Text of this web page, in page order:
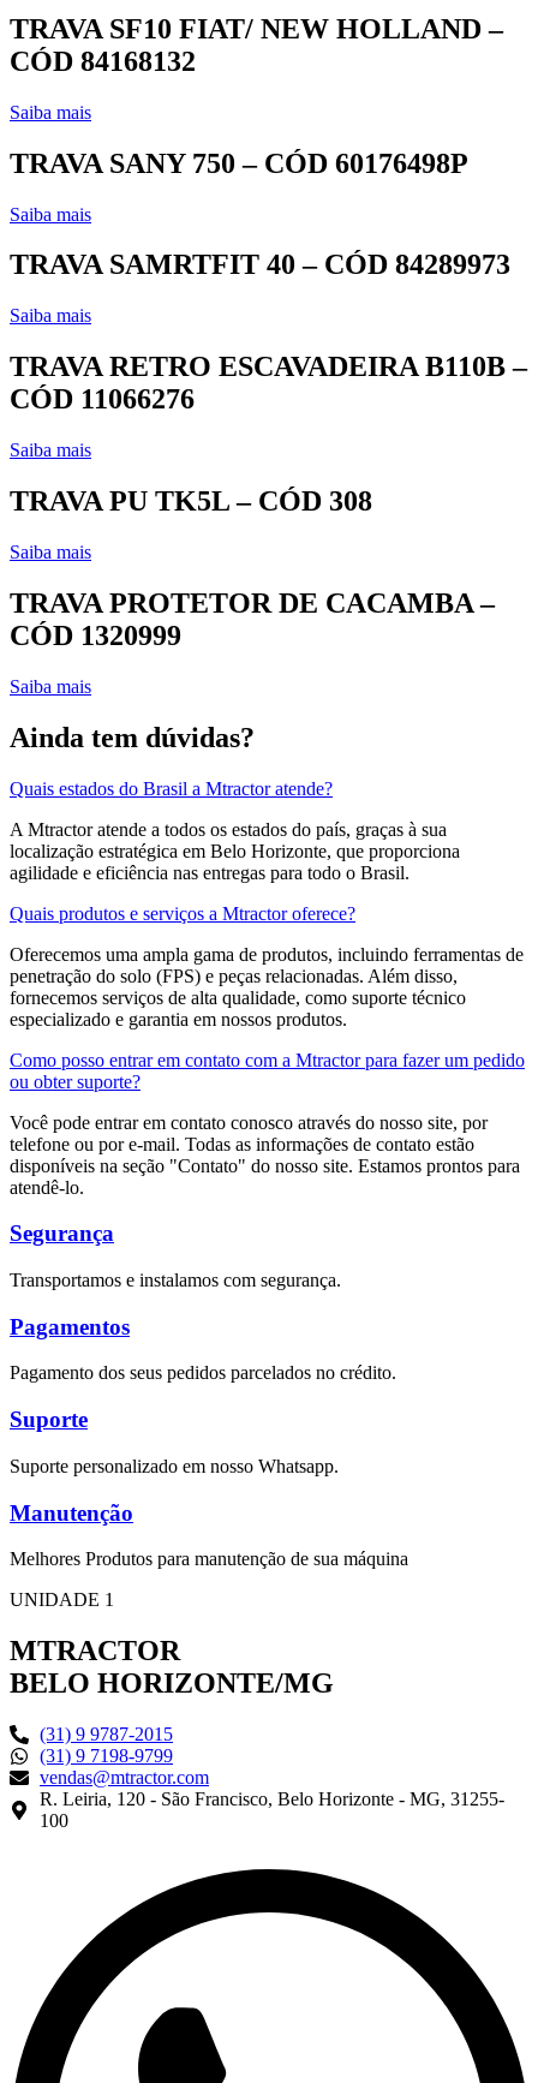
TRAVA SF10 FIAT/ NEW HOLLAND –
CÓD 84168132
Saiba mais
TRAVA SANY 750 – CÓD 60176498P
Saiba mais
TRAVA SAMRTFIT 40 – CÓD 84289973
Saiba mais
TRAVA RETRO ESCAVADEIRA B110B –
CÓD 11066276
Saiba mais
TRAVA PU TK5L – CÓD 308
Saiba mais
TRAVA PROTETOR DE CACAMBA –
CÓD 1320999
Saiba mais
Ainda tem dúvidas?
Quais estados do Brasil a Mtractor atende?
A Mtractor atende a todos os estados do país, graças à sua
localização estratégica em Belo Horizonte, que proporciona
agilidade e eficiência nas entregas para todo o Brasil.
Quais produtos e serviços a Mtractor oferece?
Oferecemos uma ampla gama de produtos, incluindo ferramentas de
penetração do solo (FPS) e peças relacionadas. Além disso,
fornecemos serviços de alta qualidade, como suporte técnico
especializado e garantia em nossos produtos.
Como posso entrar em contato com a Mtractor para fazer um pedido
ou obter suporte?
Você pode entrar em contato conosco através do nosso site, por
telefone ou por e-mail. Todas as informações de contato estão
disponíveis na seção "Contato" do nosso site. Estamos prontos para
atendê-lo.
Segurança
Transportamos e instalamos com segurança.
Pagamentos
Pagamento dos seus pedidos parcelados no crédito.
Suporte
Suporte personalizado em nosso Whatsapp.
Manutenção
Melhores Produtos para manutenção de sua máquina
UNIDADE 1
MTRACTOR
BELO HORIZONTE/MG
(31) 9 9787-2015
(31) 9 7198-9799
vendas@mtractor.com
R. Leiria, 120 - São Francisco, Belo Horizonte - MG, 31255-
100